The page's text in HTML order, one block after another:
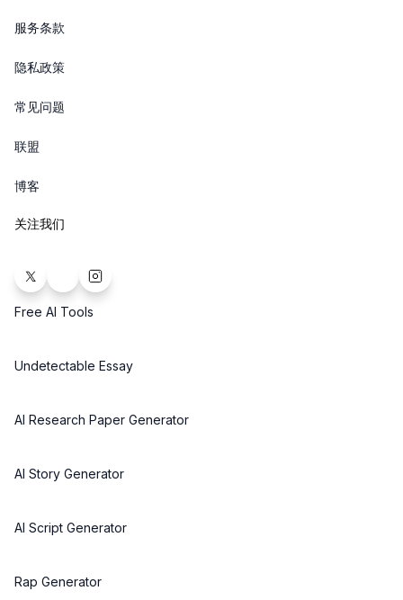
服务条款
隐私政策
常见问题
联盟
博客
关注我们
Free AI Tools
Undetectable Essay
AI Research Paper Generator
AI Story Generator
AI Script Generator
Rap Generator